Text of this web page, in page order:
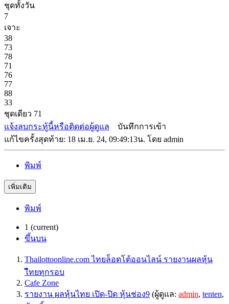
ชุดทั้งวัน
7
เจาะ
38
73
78
71
76
77
88
33
ชุดเดียว 71
แจ้งลบกระทู้นี้หรือติดต่อผู้ดูแล
บันทึกการเข้า
แก้ไขครั้งสุดท้าย: 18 เม.ย. 24, 09:49:13น. โดย admin
พิมพ์
เพิ่มเติม
พิมพ์
1 (current)
ขึ้นบน
Thailottoonline.com ไทยล็อตโต้ออนไลน์ รายงานผลหุ้น
ไืทยทุกรอบ
Cafe Zone
รายงาน ผลหุ้นไทย เปิด-ปิด หุ้นช่อง9 (ผู้ดูแล: admin, tenten,